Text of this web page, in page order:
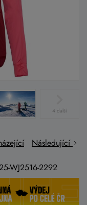
4 další
Následující
WJ2516-2292